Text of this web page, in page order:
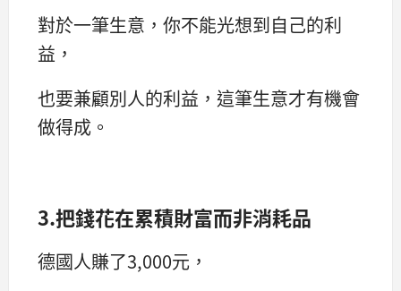
對於一筆生意，你不能光想到自己的利
益，
也要兼顧別人的利益，這筆生意才有機會
做得成。
3.把錢花在累積財富而非消耗品
德國人賺了3,000元，